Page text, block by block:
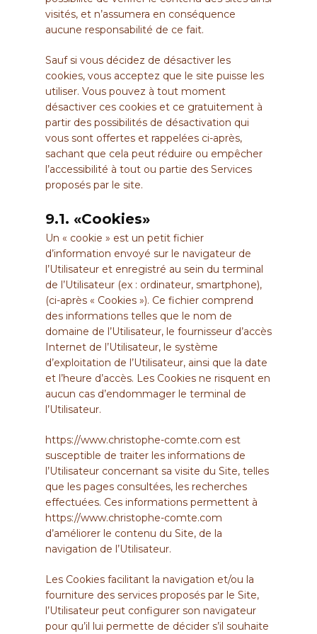
visités, et n’assumera en conséquence
aucune responsabilité de ce fait.
Sauf si vous décidez de désactiver les
cookies, vous acceptez que le site puisse les
utiliser. Vous pouvez à tout moment
désactiver ces cookies et ce gratuitement à
partir des possibilités de désactivation qui
vous sont offertes et rappelées ci-après,
sachant que cela peut réduire ou empêcher
l’accessibilité à tout ou partie des Services
proposés par le site.
9.1. «Cookies»
Un « cookie » est un petit fichier
d’information envoyé sur le navigateur de
l’Utilisateur et enregistré au sein du terminal
de l’Utilisateur (ex : ordinateur, smartphone),
(ci-après « Cookies »). Ce fichier comprend
des informations telles que le nom de
domaine de l’Utilisateur, le fournisseur d’accès
Internet de l’Utilisateur, le système
d’exploitation de l’Utilisateur, ainsi que la date
et l’heure d’accès. Les Cookies ne risquent en
aucun cas d’endommager le terminal de
l’Utilisateur.
https://www.christophe-comte.com est
susceptible de traiter les informations de
l’Utilisateur concernant sa visite du Site, telles
que les pages consultées, les recherches
effectuées. Ces informations permettent à
https://www.christophe-comte.com
d’améliorer le contenu du Site, de la
navigation de l’Utilisateur.
Les Cookies facilitant la navigation et/ou la
fourniture des services proposés par le Site,
l’Utilisateur peut configurer son navigateur
pour qu’il lui permette de décider s’il souhaite